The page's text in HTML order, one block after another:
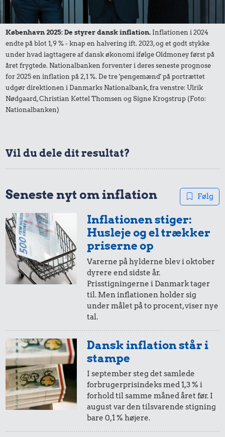
Komfur
Cykel
1,88 kr.
100 g garn
1,09 kr.
6 æg
5,07 kr.
0,60 kr.
1 dåse suppe
København 2025: De styrer dansk inflation. Inflationen i 2024
endte på blot 1,9 % - knap en halvering ift. 2023, og et godt stykke
under hvad iagttagere af dansk økonomi ifølge Oldmoney først på
året frygtede. Nationalbanken forventer i deres seneste prognose
for 2025 en inflation på 2,1 %. De tre 'pengemænd' på portrættet
udgør direktionen i Danmarks Nationalbank, fra venstre: Ulrik
Nødgaard, Christian Kettel Thomsen og Signe Krogstrup (Foto:
Nationalbanken)
Vil du dele dit resultat?
Seneste nyt om inflation Følg
Inflationen stiger:
Husleje og el trækker
priserne op
Varerne på hylderne blev i oktober
dyrere end sidste år.
Prisstigningerne i Danmark tager
til. Men inflationen holder sig
under målet på to procent, viser nye
tal.
Dansk inflation står i
stampe
I september steg det samlede
forbrugerprisindeks med 1,3 % i
forhold til samme måned året før. I
august var den tilsvarende stigning
bare 0,1 % højere.